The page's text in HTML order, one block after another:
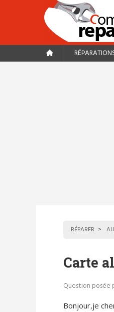
RÉPARER
Carte
Question posée
Bonjour,je